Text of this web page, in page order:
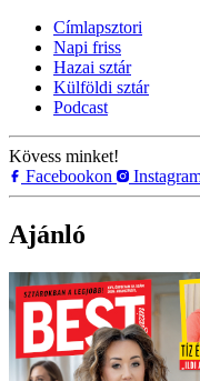
Címlapsztori
Napi friss
Hazai sztár
Külföldi sztár
Podcast
Kövess minket!
Facebookon
Ajánló